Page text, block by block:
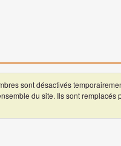
sont désactivés
du site. Ils sont remplacés